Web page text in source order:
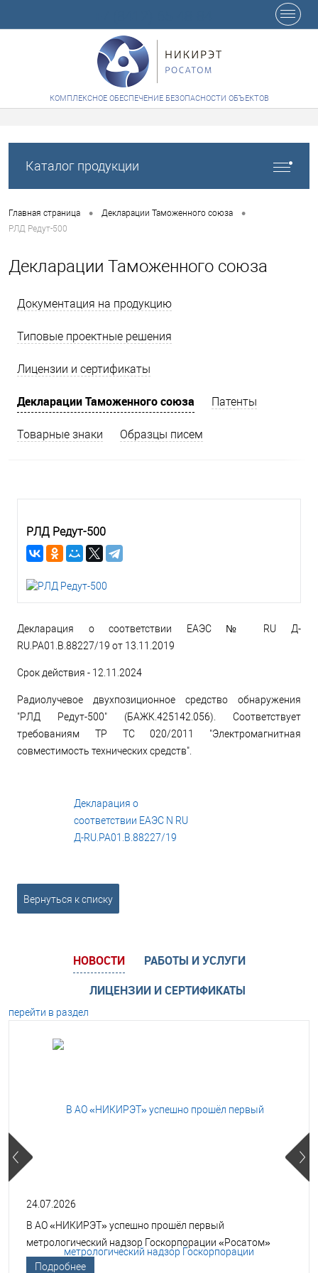
КОМПЛЕКСНОЕ ОБЕСПЕЧЕНИЕ БЕЗОПАСНОСТИ ОБЪЕКТОВ
Каталог продукции
Главная страница • Декларации Таможенного союза •
РЛД Редут-500
Декларации Таможенного союза
Документация на продукцию
Типовые проектные решения
Лицензии и сертификаты
Декларации Таможенного союза Патенты
Товарные знаки Образцы писем
РЛД Редут-500
Декларация о соответствии ЕАЭС № RU Д-
RU.РА01.В.88227/19 от 13.11.2019
Срок действия - 12.11.2024
Радиолучевое двухпозиционное средство обнаружения
"РЛД Редут-500" (БАЖК.425142.056). Соответствует
требованиям ТР ТС 020/2011 "Электромагнитная
совместимость технических средств".
Декларация о
соответствии ЕАЭС N RU
Д-RU.РА01.В.88227/19
Вернуться к списку
НОВОСТИ
РАБОТЫ И УСЛУГИ
ЛИЦЕНЗИИ И СЕРТИФИКАТЫ
перейти в раздел
24.07.2026
В АО «НИКИРЭТ» успешно прошёл первый
метрологический надзор Госкорпорации «Росатом»
Подробнее